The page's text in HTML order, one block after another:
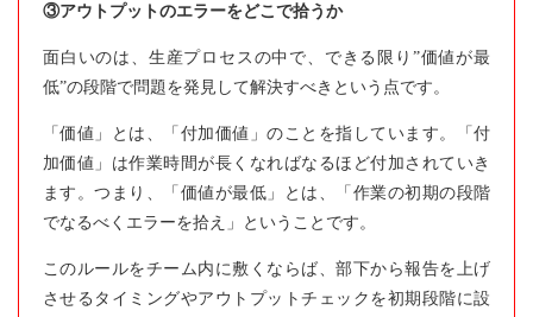
③アウトプットのエラーをどこで拾うか
面白いのは、生産プロセスの中で、できる限り”価値が最
低”の段階で問題を発見して解決すべきという点です。
「価値」とは、「付加価値」のことを指しています。「付
加価値」は作業時間が長くなればなるほど付加されていき
ます。つまり、「価値が最低」とは、「作業の初期の段階
でなるべくエラーを拾え」ということです。
このルールをチーム内に敷くならば、部下から報告を上げ
させるタイミングやアウトプットチェックを初期段階に設